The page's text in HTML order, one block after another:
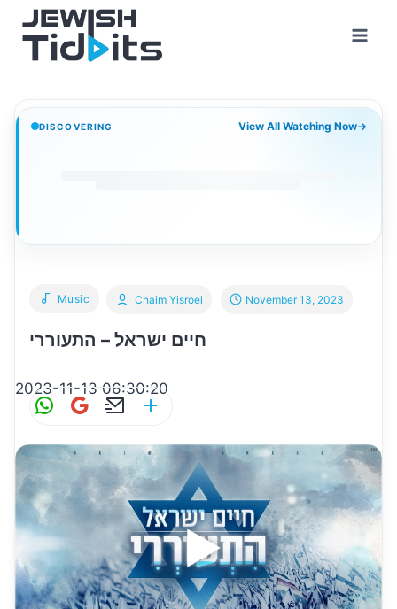
content
DISCOVERING View All Watching Now→
Music
חיים ישראל – התעוררי
Chaim Yisroel November 13, 2023
2023-11-13 06:30:20
W
at
s
A
p
p
G
ai
l
E
ai
l
ar
e